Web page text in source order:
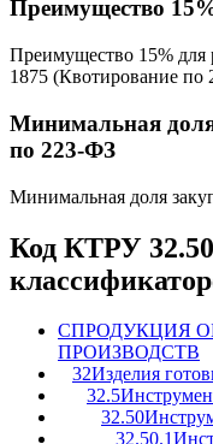
Преимущество
Преимущество 15% для
1875 (Квотирование по
Минимальная доля
по 223-ФЗ
Минимальная доля
Код КТРУ
CПРОДУКЦИЯ
ПРОИЗВОДСТВ
32Изделия
32.5
32.50
32.50.1